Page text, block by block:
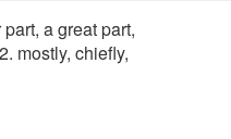
a great part,
mostly, chiefly,